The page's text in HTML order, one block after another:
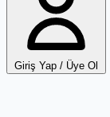
Giriş Yap / Üye Ol